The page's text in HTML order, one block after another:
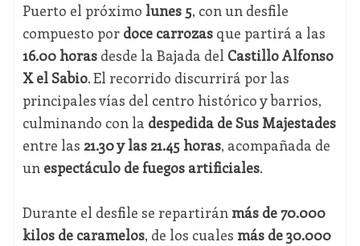
Puerto el próximo lunes 5, con un desfile
compuesto por doce carrozasque partirá a las
16.00 horasdesde la Bajada del Castillo Alfonso
X el Sabio. El recorrido discurrirá por las
principales vías del centro histórico y barrios,
culminando con la despedida de Sus Majestades
entre las 21.30 y las 21.45 horas, acompañada de
un espectáculo de fuegos artificiales.
Durante el desfile se repartirán más de 70.000
kilos de caramelos, de los cuales más de 30.000